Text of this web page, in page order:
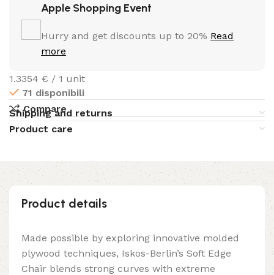
Apple Shopping Event
Hurry and get discounts up to 20% Read
more
1.3354 € / 1 unit
71 disponibili
Compare
Shipping and returns
Product care
Product details
Made possible by exploring innovative molded
plywood techniques, Iskos-Berlin’s Soft Edge
Chair blends strong curves with extreme